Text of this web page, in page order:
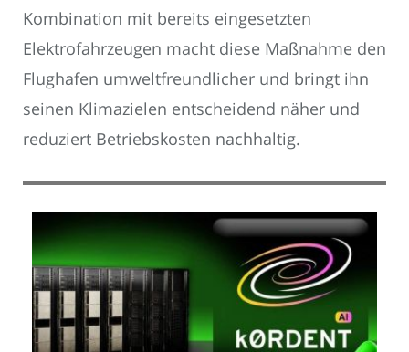
Kombination mit bereits eingesetzten
Elektrofahrzeugen macht diese Maßnahme den
Flughafen umweltfreundlicher und bringt ihn
seinen Klimazielen entscheidend näher und
reduziert Betriebskosten nachhaltig.